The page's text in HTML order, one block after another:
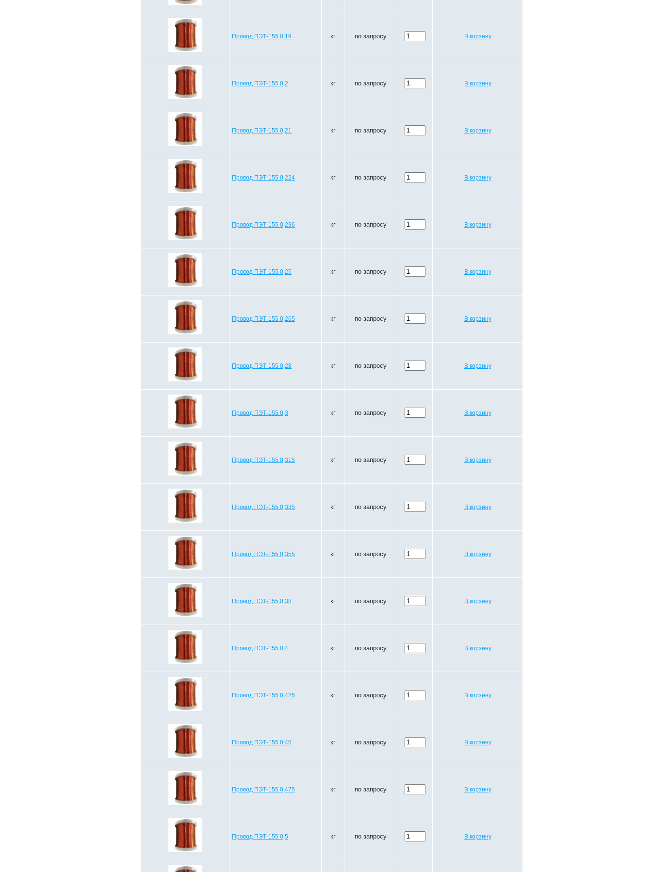
Провод ПЭТ-155 0,19 кг по запросу В корзину
Провод ПЭТ-155 0,2 кг по запросу В корзину
Провод ПЭТ-155 0,21 кг по запросу В корзину
Провод ПЭТ-155 0,224 кг по запросу В корзину
Провод ПЭТ-155 0,236 кг по запросу В корзину
Провод ПЭТ-155 0,25 кг по запросу В корзину
Провод ПЭТ-155 0,265 кг по запросу В корзину
Провод ПЭТ-155 0,28 кг по запросу В корзину
Провод ПЭТ-155 0,3 кг по запросу В корзину
Провод ПЭТ-155 0,315 кг по запросу В корзину
Провод ПЭТ-155 0,335 кг по запросу В корзину
Провод ПЭТ-155 0,355 кг по запросу В корзину
Провод ПЭТ-155 0,38 кг по запросу В корзину
Провод ПЭТ-155 0,4 кг по запросу В корзину
Провод ПЭТ-155 0,425 кг по запросу В корзину
Провод ПЭТ-155 0,45 кг по запросу В корзину
Провод ПЭТ-155 0,475 кг по запросу В корзину
Провод ПЭТ-155 0,5 кг по запросу В корзину